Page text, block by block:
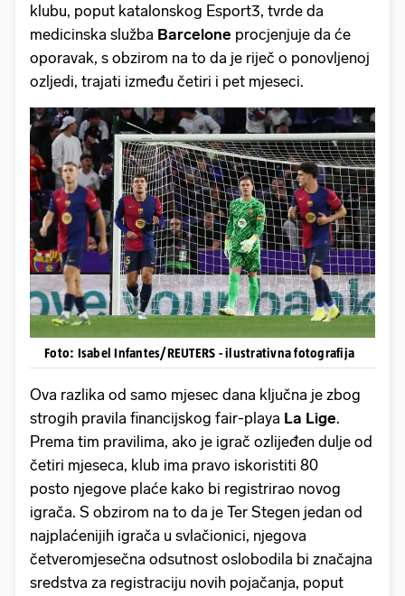
klubu, poput katalonskog Esport3, tvrde da
medicinska služba Barcelone procjenjuje da će
oporavak, s obzirom na to da je riječ o ponovljenoj
ozljedi, trajati između četiri i pet mjeseci.
Foto: Isabel Infantes/REUTERS - ilustrativna fotografija
Ova razlika od samo mjesec dana ključna je zbog
strogih pravila financijskog fair-playa La Lige.
Prema tim pravilima, ako je igrač ozlijeđen dulje od
četiri mjeseca, klub ima pravo iskoristiti 80
posto njegove plaće kako bi registrirao novog
igrača. S obzirom na to da je Ter Stegen jedan od
najplaćenijih igrača u svlačionici, njegova
četveromjesečna odsutnost oslobodila bi značajna
sredstva za registraciju novih pojačanja, poput